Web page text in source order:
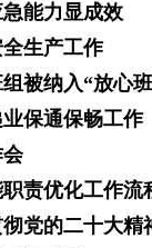
能力显成效
生产工作
被纳入“放心
保通保畅工作
责优化工作流
党的二十大精